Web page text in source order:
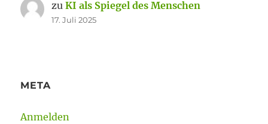
zuKI als Spiegel des Menschen
17. Juli 2025
META
Anmelden